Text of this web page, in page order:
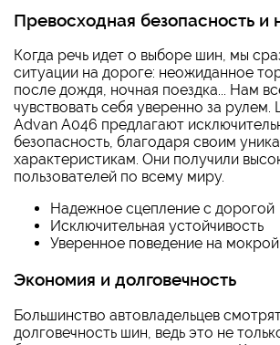
Превосходная безопасность и
Когда речь идет о выборе шин, мы
ситуации на дороге: неожиданное
после дождя, ночная поездка... Нам
чувствовать себя уверенно за
Advan A046 предлагают
безопасность, благодаря своим
характеристикам. Они получили
пользователей по всему миру.
Надежное сцепление с дорогой
Исключительная устойчивость
Уверенное поведение на
Экономия и долговечность
Большинство автовладельцев
долговечность шин, ведь это не